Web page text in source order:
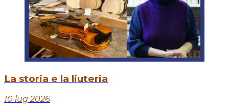
La storia e la liuteria
10 lug 2026